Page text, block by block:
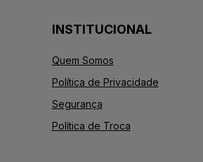
INSTITUCIONAL
Quem Somos
Política de Privacidade
Segurança
Política de Troca